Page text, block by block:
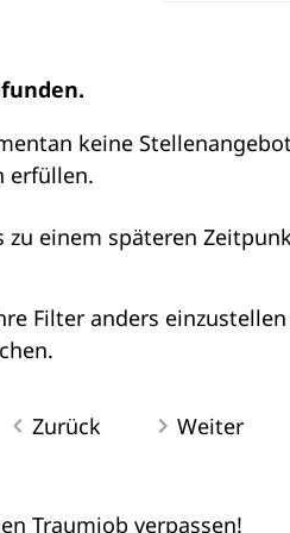
keine
erfüllen.
zu einem späteren
Filter anders einzustellen
Zurück Weiter
Traumjob verpassen!